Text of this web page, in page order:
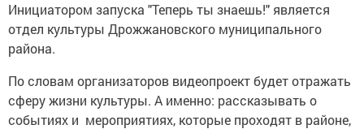
Инициатором запуска "Теперь ты знаешь!" является
отдел культуры Дрожжановского муниципального
района.
По словам организаторов видеопроект будет отражать
сферу жизни культуры. А именно: рассказывать о
событиях и мероприятиях, которые проходят в районе,